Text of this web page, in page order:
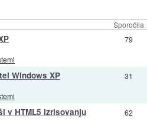
Sporočila
79
Windows XP 31
v HTML5 izrisovanju 62